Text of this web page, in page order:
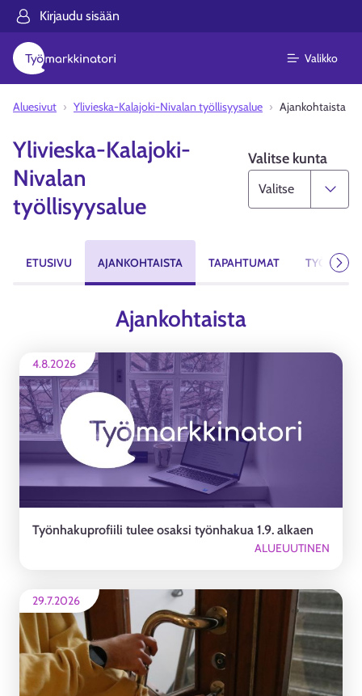
Kirjaudu sisään
Valikko
Aluesivut Ylivieska-Kalajoki-Nivalan työllisyysalue Ajankohtaista
Ylivieska-Kalajoki-
Nivalan
työllisyysalue
Valitse kunta
ETUSIVU AJANKOHTAISTA TAPAHTUMAT TYÖPAIKAT
Ajankohtaista
4.8.2026
Työnhakuprofiili tulee osaksi työnhakua 1.9. alkaen
ALUEUUTINEN
29.7.2026